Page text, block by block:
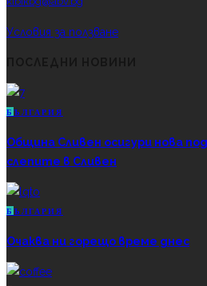
Условия за ползване
Б ЪЛГАРИЯ
Община Сливен осигури нова
слепите в Сливен
Б ЪЛГАРИЯ
Очаква ни горещо време днес